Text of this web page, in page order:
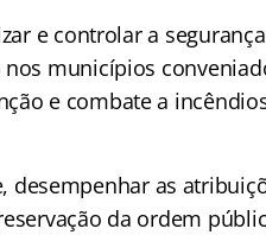
e controlar a
municípios
e combate a
desempenhar as
da ordem